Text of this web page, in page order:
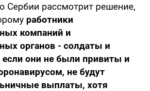
Сербии рассмотрит решение,
работники
компаний и
органов - солдаты и
если они не были привиты и
не будут
выплаты, хотя